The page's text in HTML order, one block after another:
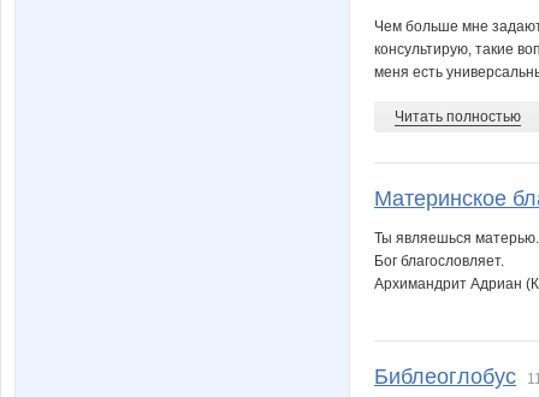
Чем больше мне задают
консультирую, такие
меня есть
Читать полностью
Материнское
Ты являешься матерью.
Бог благословляет.
Архимандрит Адриан
Библеоглобус